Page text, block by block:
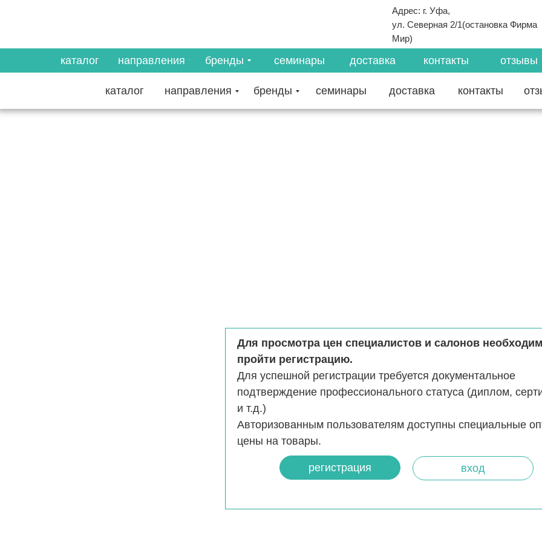
Адрес: г. Уфа,
ул. Северная 2/1(остановка Фирма
Мир)
направления бренды семинары доставка контакты
каталог отзывы
направления бренды семинары контакты
доставка
каталог
Для просмотра цен специалистов и салонов
пройти регистрацию.
Для успешной регистрации требуется документальное
подтверждение профессионального статуса (диплом,
и т.д.)
Авторизованным пользователям доступны специальные
цены на товары.
регистрация вход